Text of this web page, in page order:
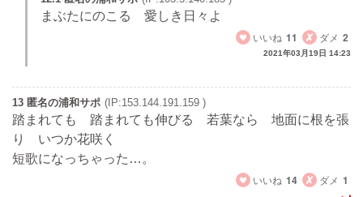
まぶたにのこる 愛しき日々よ
いいね 11 ダメ 2
2021年03月19日 14:23
13 匿名の浦和サポ (IP:153.144.191.159 )
踏まれても 踏まれても伸びる 若葉なら 地面に根を張
り いつか花咲く
短歌になっちゃった…。
いいね 14 ダメ 1